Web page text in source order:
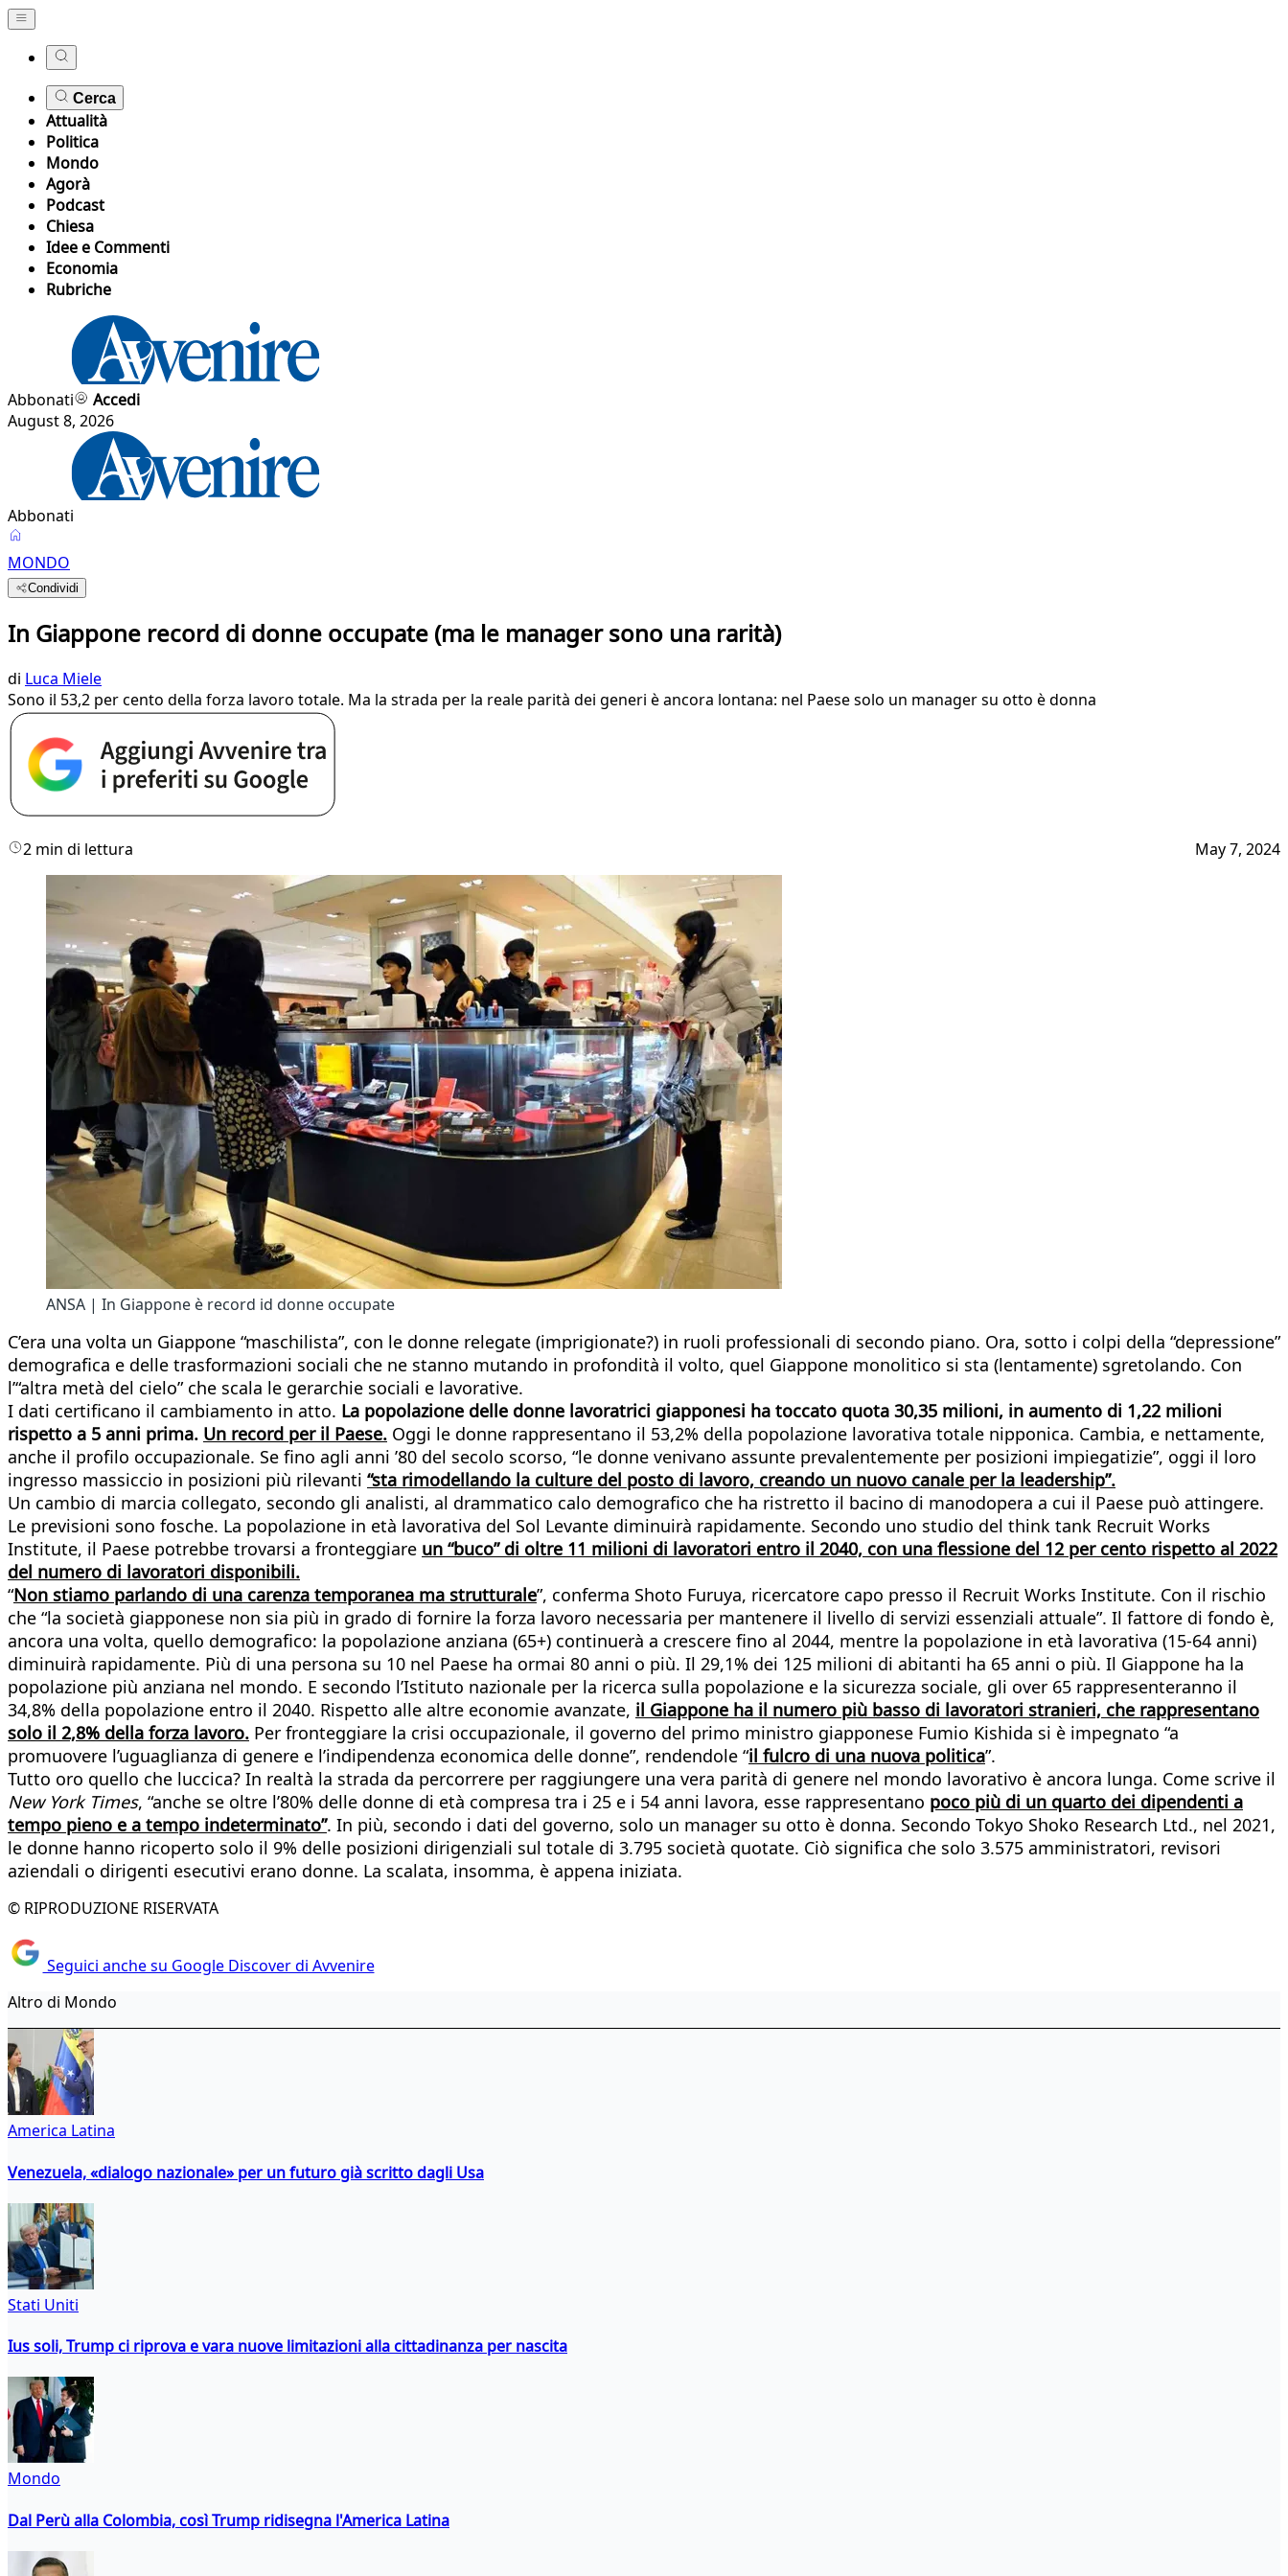
Cerca
Attualità
Politica
Mondo
Agorà
Podcast
Chiesa
Idee e Commenti
Economia
Rubriche
Abbonati
Accedi
August 8, 2026
Abbonati
MONDO
Condividi
In Giappone record di donne occupate (ma le manager sono una rarità)
di Luca Miele
Sono il 53,2 per cento della forza lavoro totale. Ma la strada per la reale parità dei generi è ancora lontana: nel Paese solo un manager su otto è donna
2 min di lettura May 7, 2024
ANSA | In Giappone è record id donne occupate
C’era una volta un Giappone “maschilista”, con le donne relegate (imprigionate?) in ruoli professionali di secondo piano. Ora, sotto i colpi della “depressione”
demografica e delle trasformazioni sociali che ne stanno mutando in profondità il volto, quel Giappone monolitico si sta (lentamente) sgretolando. Con
l’“altra metà del cielo” che scala le gerarchie sociali e lavorative.
I dati certificano il cambiamento in atto. La popolazione delle donne lavoratrici giapponesi ha toccato quota 30,35 milioni, in aumento di 1,22 milioni
rispetto a 5 anni prima. Un record per il Paese. Oggi le donne rappresentano il 53,2% della popolazione lavorativa totale nipponica. Cambia, e nettamente,
anche il profilo occupazionale. Se fino agli anni ’80 del secolo scorso, “le donne venivano assunte prevalentemente per posizioni impiegatizie”, oggi il loro
ingresso massiccio in posizioni più rilevanti “sta rimodellando la culture del posto di lavoro, creando un nuovo canale per la leadership”.
Un cambio di marcia collegato, secondo gli analisti, al drammatico calo demografico che ha ristretto il bacino di manodopera a cui il Paese può attingere.
Le previsioni sono fosche. La popolazione in età lavorativa del Sol Levante diminuirà rapidamente. Secondo uno studio del think tank Recruit Works
Institute, il Paese potrebbe trovarsi a fronteggiare un “buco” di oltre 11 milioni di lavoratori entro il 2040, con una flessione del 12 per cento rispetto al 2022
del numero di lavoratori disponibili.
“Non stiamo parlando di una carenza temporanea ma strutturale”, conferma Shoto Furuya, ricercatore capo presso il Recruit Works Institute. Con il rischio
che “la società giapponese non sia più in grado di fornire la forza lavoro necessaria per mantenere il livello di servizi essenziali attuale”. Il fattore di fondo è,
ancora una volta, quello demografico: la popolazione anziana (65+) continuerà a crescere fino al 2044, mentre la popolazione in età lavorativa (15-64 anni)
diminuirà rapidamente. Più di una persona su 10 nel Paese ha ormai 80 anni o più. Il 29,1% dei 125 milioni di abitanti ha 65 anni o più. Il Giappone ha la
popolazione più anziana nel mondo. E secondo l’Istituto nazionale per la ricerca sulla popolazione e la sicurezza sociale, gli over 65 rappresenteranno il
34,8% della popolazione entro il 2040. Rispetto alle altre economie avanzate, il Giappone ha il numero più basso di lavoratori stranieri, che rappresentano
solo il 2,8% della forza lavoro. Per fronteggiare la crisi occupazionale, il governo del primo ministro giapponese Fumio Kishida si è impegnato “a
promuovere l’uguaglianza di genere e l’indipendenza economica delle donne”, rendendole “il fulcro di una nuova politica”.
Tutto oro quello che luccica? In realtà la strada da percorrere per raggiungere una vera parità di genere nel mondo lavorativo è ancora lunga. Come scrive il
New York Times, “anche se oltre l’80% delle donne di età compresa tra i 25 e i 54 anni lavora, esse rappresentano poco più di un quarto dei dipendenti a
tempo pieno e a tempo indeterminato”. In più, secondo i dati del governo, solo un manager su otto è donna. Secondo Tokyo Shoko Research Ltd., nel 2021,
le donne hanno ricoperto solo il 9% delle posizioni dirigenziali sul totale di 3.795 società quotate. Ciò significa che solo 3.575 amministratori, revisori
aziendali o dirigenti esecutivi erano donne. La scalata, insomma, è appena iniziata.
© RIPRODUZIONE RISERVATA
Seguici anche su Google Discover di Avvenire
Altro di Mondo
America Latina
Venezuela, «dialogo nazionale» per un futuro già scritto dagli Usa
Stati Uniti
Ius soli, Trump ci riprova e vara nuove limitazioni alla cittadinanza per nascita
Mondo
Dal Perù alla Colombia, così Trump ridisegna l'America Latina